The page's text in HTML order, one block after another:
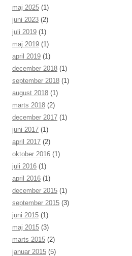
maj 2025 (1)
juni 2023 (2)
juli 2019 (1)
maj 2019 (1)
april 2019 (1)
december 2018 (1)
september 2018 (1)
august 2018 (1)
marts 2018 (2)
december 2017 (1)
juni 2017 (1)
april 2017 (2)
oktober 2016 (1)
juli 2016 (1)
april 2016 (1)
december 2015 (1)
september 2015 (3)
juni 2015 (1)
maj 2015 (3)
marts 2015 (2)
januar 2015 (5)